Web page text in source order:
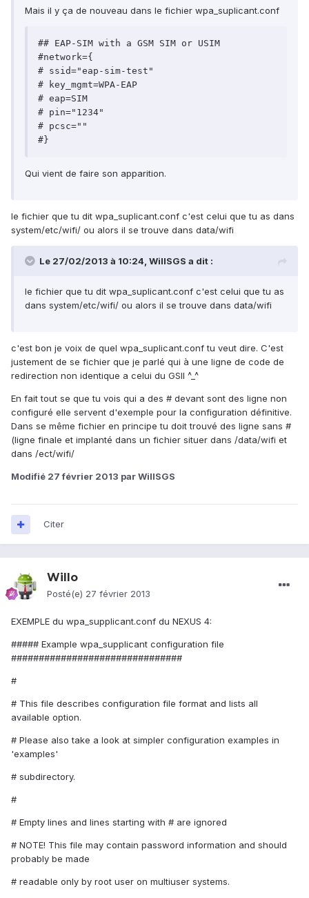
Mais il y ça de nouveau dans le fichier wpa_suplicant.conf
## EAP-SIM with a GSM SIM or USIM
#network={
# ssid="eap-sim-test"
# key_mgmt=WPA-EAP
# eap=SIM
# pin="1234"
# pcsc=""
Qui vient de faire son apparition.
le fichier que tu dit wpa_suplicant.conf c'est celui que tu as dans
system/etc/wifi/ ou alors il se trouve dans data/wifi
Le 27/02/2013 à 10:24, WillSGS a dit :
le fichier que tu dit wpa_suplicant.conf c'est celui que tu as
dans system/etc/wifi/ ou alors il se trouve dans data/wifi
c'est bon je voix de quel wpa_suplicant.conf tu veut dire. C'est
justement de se fichier que je parlé qui à une ligne de code de
redirection non identique a celui du GSII ^_^
En fait tout se que tu vois qui a des # devant sont des ligne non
configuré elle servent d'exemple pour la configuration définitive.
Dans se même fichier en principe tu doit trouvé des ligne sans #
(ligne finale et implanté dans un fichier situer dans /data/wifi et
dans /ect/wifi/
Modifié 27 février 2013 par WillSGS
Citer
Willo
Posté(e) 27 février 2013
EXEMPLE du wpa_supplicant.conf du NEXUS 4:
##### Example wpa_supplicant configuration file
###############################
#
# This file describes configuration file format and lists all
available option.
# Please also take a look at simpler configuration examples in
'examples'
# subdirectory.
#
# Empty lines and lines starting with # are ignored
# NOTE! This file may contain password information and should
probably be made
# readable only by root user on multiuser systems.